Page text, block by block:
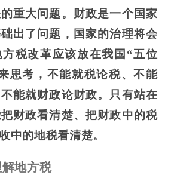
重大问题。财政是一个国家
出了问题，国家的治理将会
税改革应该放在我国 “五位
思考，不能就税论税、不能
能就财政论财政。只有站在
财政看清楚、把财政中的税
中的地税看清楚。
地方税